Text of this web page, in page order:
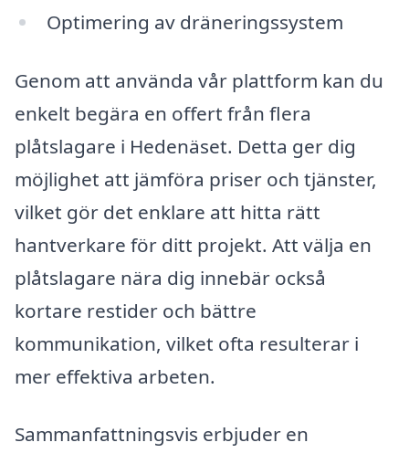
Optimering av dräneringssystem
Genom att använda vår plattform kan du
enkelt begära en offert från flera
plåtslagare i Hedenäset. Detta ger dig
möjlighet att jämföra priser och tjänster,
vilket gör det enklare att hitta rätt
hantverkare för ditt projekt. Att välja en
plåtslagare nära dig innebär också
kortare restider och bättre
kommunikation, vilket ofta resulterar i
mer effektiva arbeten.
Sammanfattningsvis erbjuder en